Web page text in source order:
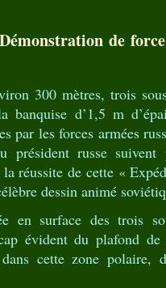
de
300 mètres, trois
banquise d’1,5 m
par les forces armées
président russe suivent
réussite de cette «
dessin animé
en surface des trois
évident du plafond
cette zone polaire,